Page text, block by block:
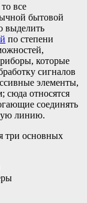
все
бытовой
выделить
по степени
которые
сигналов
элементы,
сюда относятся
соединять
линию.
три основных